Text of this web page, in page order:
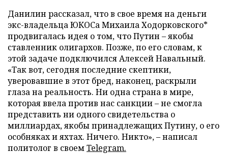
Данилин рассказал, что в свое время на деньги
экс-владельца ЮКОСа Михаила Ходорковского*
продвигалась идея о том, что Путин – якобы
ставленник олигархов. Позже, по его словам, к
этой задаче подключился Алексей Навальный.
«Так вот, сегодня последние скептики,
уверовавшие в этот бред, наконец, раскрыли
глаза на реальность. Ни одна страна в мире,
которая ввела против нас санкции – не смогла
представить ни одного свидетельства о
миллиардах, якобы принадлежащих Путину, о его
особняках и яхтах. Ничего. Никто», – написал
политолог в своемTelegram.